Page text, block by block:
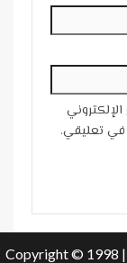
في تعليقي.
Copyright © 1998 |